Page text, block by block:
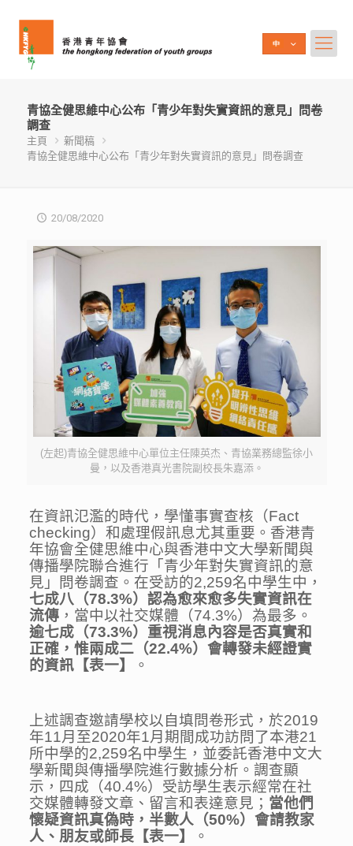
青協全健思維中心公布「青少年對失實資訊的意見」問卷
調查
主頁
新聞稿
青協全健思維中心公布「青少年對失實資訊的意見」問卷調查
20/08/2020
(左起)青協全健思維中心單位主任陳英杰、青協業務總監徐小
曼，以及香港真光書院副校長朱嘉添。
在資訊氾濫的時代，學懂事實查核（Fact
checking）和處理假訊息尤其重要。香港青
年協會全健思維中心與香港中文大學新聞與
傳播學院聯合進行「青少年對失實資訊的意
見」問卷調查。在受訪的2,259名中學生中，
七成八 （78.3%）認為愈來愈多失實資訊在
流傳 ，當中以社交媒體（74.3%）為最多。
逾七成 （73.3%） 重視消息內容是否真實和
正確，惟兩成二 （22.4%）會轉發未經證實
的資訊 【表一】 。
上述調查邀請學校以自填問卷形式，於2019
年11月至2020年1月期間成功訪問了本港21
所中學的2,259名中學生，並委託香港中文大
學新聞與傳播學院進行數據分析。調查顯
示，四成（40.4%）受訪學生表示經常在社
交媒體轉發文章、留言和表達意見； 當他們
懷疑資訊真偽時，半數人 （50%）會請教家
人、朋友或師長 【表一】 。